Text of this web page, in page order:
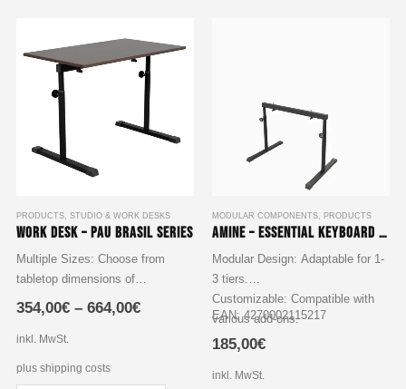
Produktseite
PRODUCTS, STUDIO & WORK DESKS
Work Desk – Pau Brasil series
Multiple Sizes: Choose from
tabletop dimensions of
1200x600x19 mm.
Second-Tier Option: Optional
Panel R20020, offering additional
354,00€– 664,00€
inkl. MwSt.
plus shipping costs
MODULAR COMPONENTS, PRODUCTS
Amine – Essential Keyboard Stand
Modular Design: Adaptable for 1-
3 tiers.
Customizable: Compatible with
various add-ons.
Adjustable Height: 600 mm to
High Stability: Locking clamping
EAN: 4270002115217
185,00€
inkl. MwSt.